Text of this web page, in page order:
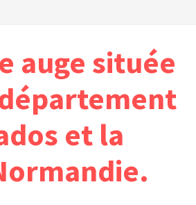
auge située
et la